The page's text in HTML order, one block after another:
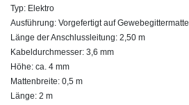
Typ: Elektro
Ausführung: Vorgefertigt auf Gewebegittermatte
Länge der Anschlussleitung: 2,50 m
Kabeldurchmesser: 3,6 mm
Höhe: ca. 4 mm
Mattenbreite: 0,5 m
Länge: 2 m